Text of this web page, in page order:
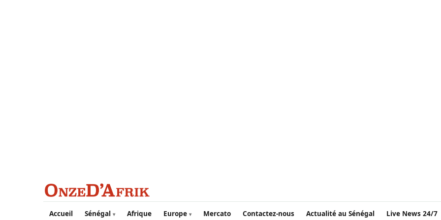
Aller au contenu principal
Accueil Sénégal Afrique Europe Mercato Contactez-nous Actualité au Sénégal Live News 24/7